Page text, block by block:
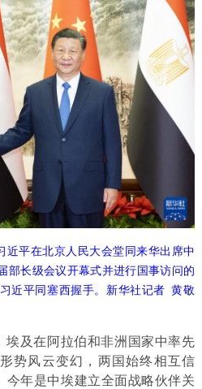
近平在北京人民大会堂同来华出席中
部长级会议开幕式并进行国事访问的
近平同塞西握手。新华社记者 黄敬
埃及在阿拉伯和非洲国家中率先
势风云变幻，两国始终相互信
今年是中埃建立全面战略伙伴关